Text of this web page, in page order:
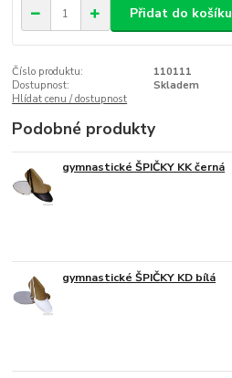
Přidat do košíku
Číslo produktu:
110111
Dostupnost:
Skladem
Hlídat cenu / dostupnost
Podobné produkty
gymnastické ŠPIČKY KK černá
gymnastické ŠPIČKY KD bílá